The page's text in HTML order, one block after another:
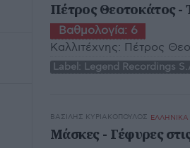
Πέτρος Θεοτοκάτος -
Βαθμολογία: 6
Καλλιτέχνης: Πέτρος
Label: Legend Recordings
ΒΑΣΊΛΗΣ ΚΥΡΙΑΚΌΠΟΥΛΟΣ ΕΛΛΗΝΙΚΑ
Μάσκες - Γέφυρες